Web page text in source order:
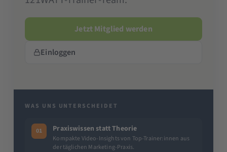
Jetzt Mitglied werden
Einloggen
WAS UNS UNTERSCHEIDET
01 Praxiswissen statt Theorie
Kompakte Video-Insights von Top-Trainer:innen aus
der täglichen Marketing-Praxis.